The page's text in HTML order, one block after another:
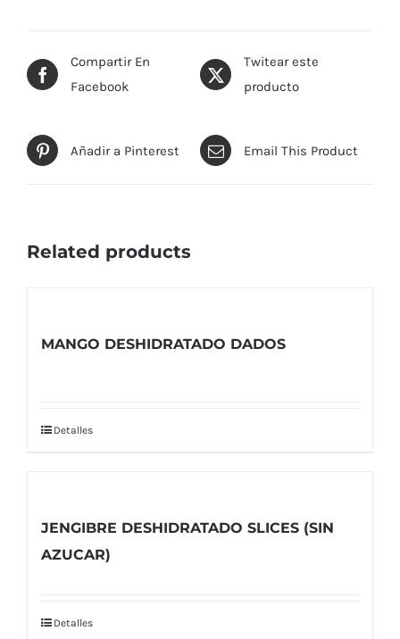
Compartir En
Facebook
Twitear este
producto
Añadir a Pinterest Email This Product
Related products
MANGO DESHIDRATADO DADOS
Detalles
JENGIBRE DESHIDRATADO SLICES (SIN
AZUCAR)
Detalles